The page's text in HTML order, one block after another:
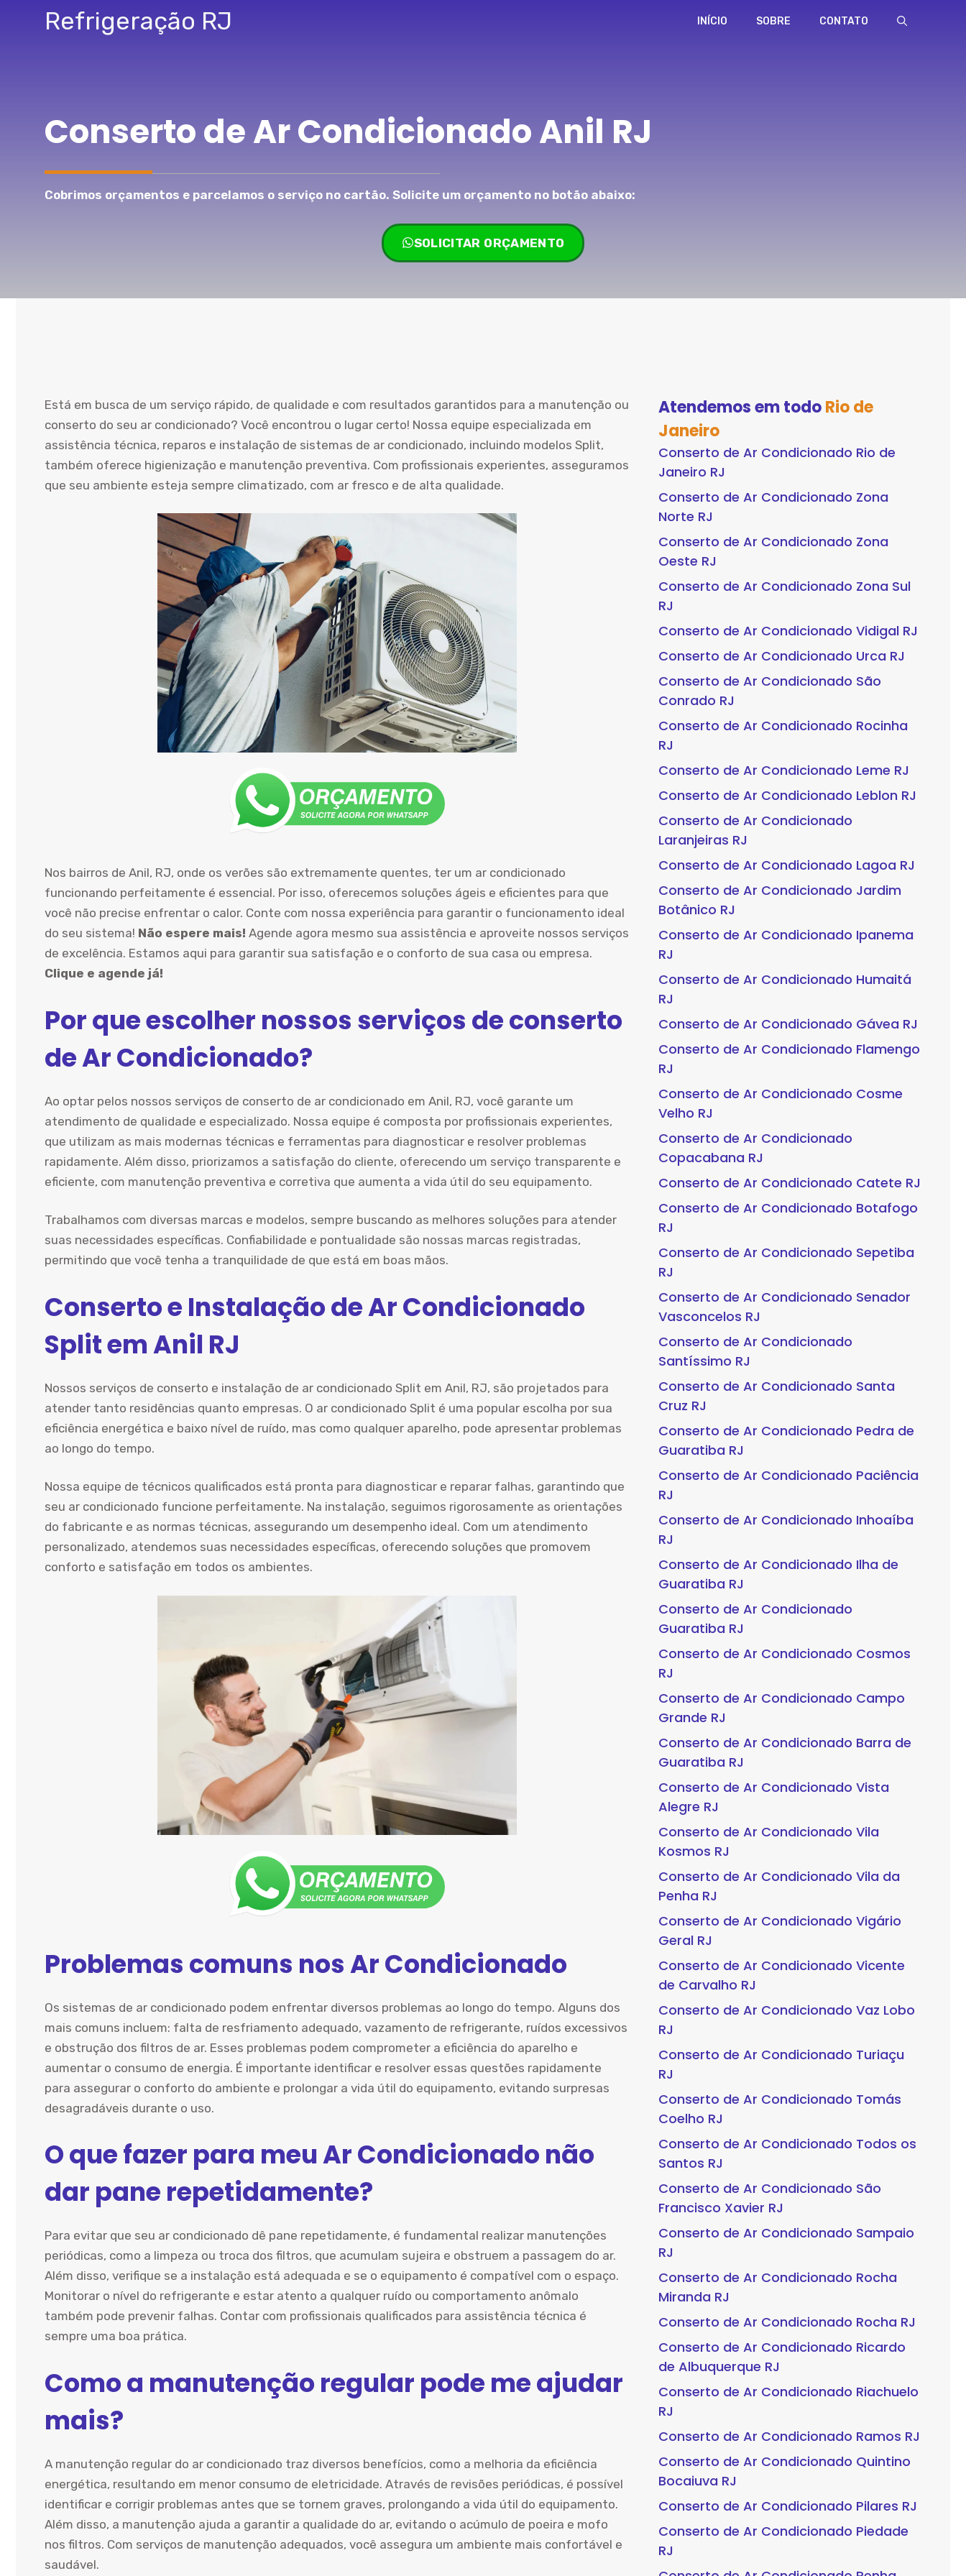
Refrigeração RJ INÍCIO SOBRE CONTATO
Conserto de Ar Condicionado Anil RJ
Cobrimos orçamentos e parcelamos o serviço no cartão. Solicite um orçamento no botão abaixo:
SOLICITAR ORÇAMENTO
Está em busca de um serviço rápido, de qualidade e com resultados garantidos para a manutenção ou
conserto do seu ar condicionado? Você encontrou o lugar certo! Nossa equipe especializada em
assistência técnica, reparos e instalação de sistemas de ar condicionado, incluindo modelos Split,
também oferece higienização e manutenção preventiva. Com profissionais experientes, asseguramos
que seu ambiente esteja sempre climatizado, com ar fresco e de alta qualidade.
Nos bairros de Anil, RJ, onde os verões são extremamente quentes, ter um ar condicionado
funcionando perfeitamente é essencial. Por isso, oferecemos soluções ágeis e eficientes para que
você não precise enfrentar o calor. Conte com nossa experiência para garantir o funcionamento ideal
do seu sistema! Não espere mais! Agende agora mesmo sua assistência e aproveite nossos serviços
de excelência. Estamos aqui para garantir sua satisfação e o conforto de sua casa ou empresa.
Clique e agende já!
Por que escolher nossos serviços de conserto
de Ar Condicionado?
Ao optar pelos nossos serviços de conserto de ar condicionado em Anil, RJ, você garante um
atendimento de qualidade e especializado. Nossa equipe é composta por profissionais experientes,
que utilizam as mais modernas técnicas e ferramentas para diagnosticar e resolver problemas
rapidamente. Além disso, priorizamos a satisfação do cliente, oferecendo um serviço transparente e
eficiente, com manutenção preventiva e corretiva que aumenta a vida útil do seu equipamento.
Trabalhamos com diversas marcas e modelos, sempre buscando as melhores soluções para atender
suas necessidades específicas. Confiabilidade e pontualidade são nossas marcas registradas,
permitindo que você tenha a tranquilidade de que está em boas mãos.
Conserto e Instalação de Ar Condicionado
Split em Anil RJ
Nossos serviços de conserto e instalação de ar condicionado Split em Anil, RJ, são projetados para
atender tanto residências quanto empresas. O ar condicionado Split é uma popular escolha por sua
eficiência energética e baixo nível de ruído, mas como qualquer aparelho, pode apresentar problemas
ao longo do tempo.
Nossa equipe de técnicos qualificados está pronta para diagnosticar e reparar falhas, garantindo que
seu ar condicionado funcione perfeitamente. Na instalação, seguimos rigorosamente as orientações
do fabricante e as normas técnicas, assegurando um desempenho ideal. Com um atendimento
personalizado, atendemos suas necessidades específicas, oferecendo soluções que promovem
conforto e satisfação em todos os ambientes.
Problemas comuns nos Ar Condicionado
Os sistemas de ar condicionado podem enfrentar diversos problemas ao longo do tempo. Alguns dos
mais comuns incluem: falta de resfriamento adequado, vazamento de refrigerante, ruídos excessivos
e obstrução dos filtros de ar. Esses problemas podem comprometer a eficiência do aparelho e
aumentar o consumo de energia. É importante identificar e resolver essas questões rapidamente
para assegurar o conforto do ambiente e prolongar a vida útil do equipamento, evitando surpresas
desagradáveis durante o uso.
O que fazer para meu Ar Condicionado não
dar pane repetidamente?
Para evitar que seu ar condicionado dê pane repetidamente, é fundamental realizar manutenções
periódicas, como a limpeza ou troca dos filtros, que acumulam sujeira e obstruem a passagem do ar.
Além disso, verifique se a instalação está adequada e se o equipamento é compatível com o espaço.
Monitorar o nível do refrigerante e estar atento a qualquer ruído ou comportamento anômalo
também pode prevenir falhas. Contar com profissionais qualificados para assistência técnica é
sempre uma boa prática.
Como a manutenção regular pode me ajudar
mais?
A manutenção regular do ar condicionado traz diversos benefícios, como a melhoria da eficiência
energética, resultando em menor consumo de eletricidade. Através de revisões periódicas, é possível
identificar e corrigir problemas antes que se tornem graves, prolongando a vida útil do equipamento.
Além disso, a manutenção ajuda a garantir a qualidade do ar, evitando o acúmulo de poeira e mofo
nos filtros. Com serviços de manutenção adequados, você assegura um ambiente mais confortável e
saudável.
Atendemos em todoRio de
Janeiro
Conserto de Ar Condicionado Rio de
Janeiro RJ
Conserto de Ar Condicionado Zona
Norte RJ
Conserto de Ar Condicionado Zona
Oeste RJ
Conserto de Ar Condicionado Zona Sul
RJ
Conserto de Ar Condicionado Vidigal RJ
Conserto de Ar Condicionado Urca RJ
Conserto de Ar Condicionado São
Conrado RJ
Conserto de Ar Condicionado Rocinha
RJ
Conserto de Ar Condicionado Leme RJ
Conserto de Ar Condicionado Leblon RJ
Conserto de Ar Condicionado
Laranjeiras RJ
Conserto de Ar Condicionado Lagoa RJ
Conserto de Ar Condicionado Jardim
Botânico RJ
Conserto de Ar Condicionado Ipanema
RJ
Conserto de Ar Condicionado Humaitá
RJ
Conserto de Ar Condicionado Gávea RJ
Conserto de Ar Condicionado Flamengo
RJ
Conserto de Ar Condicionado Cosme
Velho RJ
Conserto de Ar Condicionado
Copacabana RJ
Conserto de Ar Condicionado Catete RJ
Conserto de Ar Condicionado Botafogo
RJ
Conserto de Ar Condicionado Sepetiba
RJ
Conserto de Ar Condicionado Senador
Vasconcelos RJ
Conserto de Ar Condicionado
Santíssimo RJ
Conserto de Ar Condicionado Santa
Cruz RJ
Conserto de Ar Condicionado Pedra de
Guaratiba RJ
Conserto de Ar Condicionado Paciência
RJ
Conserto de Ar Condicionado Inhoaíba
RJ
Conserto de Ar Condicionado Ilha de
Guaratiba RJ
Conserto de Ar Condicionado
Guaratiba RJ
Conserto de Ar Condicionado Cosmos
RJ
Conserto de Ar Condicionado Campo
Grande RJ
Conserto de Ar Condicionado Barra de
Guaratiba RJ
Conserto de Ar Condicionado Vista
Alegre RJ
Conserto de Ar Condicionado Vila
Kosmos RJ
Conserto de Ar Condicionado Vila da
Penha RJ
Conserto de Ar Condicionado Vigário
Geral RJ
Conserto de Ar Condicionado Vicente
de Carvalho RJ
Conserto de Ar Condicionado Vaz Lobo
RJ
Conserto de Ar Condicionado Turiaçu
RJ
Conserto de Ar Condicionado Tomás
Coelho RJ
Conserto de Ar Condicionado Todos os
Santos RJ
Conserto de Ar Condicionado São
Francisco Xavier RJ
Conserto de Ar Condicionado Sampaio
RJ
Conserto de Ar Condicionado Rocha
Miranda RJ
Conserto de Ar Condicionado Rocha RJ
Conserto de Ar Condicionado Ricardo
de Albuquerque RJ
Conserto de Ar Condicionado Riachuelo
RJ
Conserto de Ar Condicionado Ramos RJ
Conserto de Ar Condicionado Quintino
Bocaiuva RJ
Conserto de Ar Condicionado Pilares RJ
Conserto de Ar Condicionado Piedade
RJ